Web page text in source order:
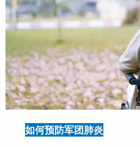
如何预防军团肺炎